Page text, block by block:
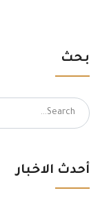
بحث
Search
for:
أحدث الاخبار